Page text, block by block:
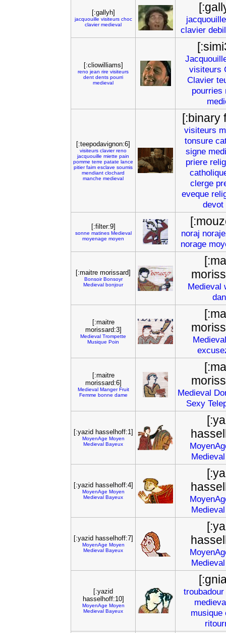
[:gallyh]
jacquouille visiteurs choc
clavier medieval
jacquouille
clavier
[:cliowilliams]
reno jean rire visiteurs
dent dents pourri
medieval
visiteurs
Clavier
pourries
[:teepodavignon:6]
visiteurs clavier reno
jacquouille miette pain
pomme terre patate lance
pitier faim esclave soumis
mendiant clochard
manche medieval
[:binary
visiteurs
tonsure
signe
priere
clerge
eveque
devot
[:filter:9]
sonne matines Medieval
moyenage moyen
noraj
norage
[:maitre morissard]
Bonsoir Bonsoyr
Medieval bonjour Medieval
[:maitre
morissard:3]
Medieval Trompette
Musique Poin
Medieval
[:maitre
morissard:6]
Medieval Manger Fruit
Femme bonne dame Medieval
Sexy
[:yazid hasselhoff:1]
MoyenAge Moyen
Medieval Bayeux
Medieval
[:yazid hasselhoff:4]
MoyenAge Moyen
Medieval Bayeux
Medieval
[:yazid hasselhoff:7]
MoyenAge Moyen
Medieval Bayeux
Medieval
[:yazid
hasselhoff:10]
MoyenAge Moyen
Medieval Bayeux
troubadour
musique